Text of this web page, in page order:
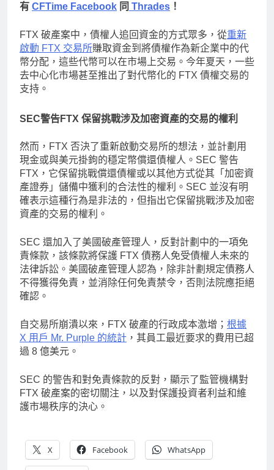
有 CFTime Facebook 同 Thrades ！
FTX 破產案中，債權人追回資金的方式眾多，從重新
啟動 FTX 交易所賺取資金到將債權作為新企業中的代
幣分配，這些代幣可以在市場上交易。今年夏天，一些
去中心化市場甚至推出了對代幣化的 FTX 債權交易的
支持。
SEC警告FTX 保留挑戰涉及加密資產的交易的權利
然而，FTX 否決了重新啟動交易所的想法，並計劃用
現金或與美元掛鉤的穩定幣償還債權人。SEC 警告
FTX，它保留挑戰償還債權或以其他方式從其「加密資
產證券」儲備中獲利的合法性的權利。SEC 並沒有明
確表示這種行為是非法的，但指出它保留挑戰涉及加密
資產的交易的權利。
SEC 還加入了美國破產管理人，反對計劃中的一項免
責條款，該條款將保護 FTX 債務人免受債權人未來的
法律訴訟。美國破產管理人認為，除非計劃規定債務人
不得獲得免責，並消除任何免責禁令，否則法院應拒絕
確認。
自交易所崩潰以來，FTX 破產的行政成本激增； 根據
X 用戶 Mr. Purple 的統計 ，其員工最近要求的費用已超
過 8 億美元。
SEC 的警告和對免責條款的反對，顯示了監管機構對
FTX 破產案的密切關注，以及對保護投資者利益和維
護市場秩序的決心。
X Facebook WhatsApp